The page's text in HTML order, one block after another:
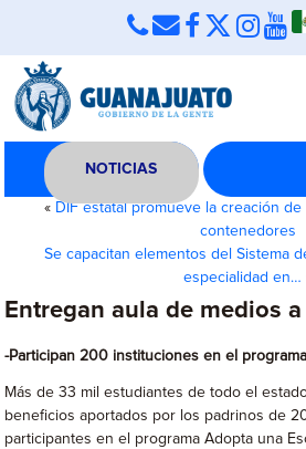
NOTICIAS
« DIF estatal promueve la creación
contenedores
Se capacitan elementos del Sistema
especialidad en…
Entregan aula de medios
-Participan 200 instituciones en el
Más de 33 mil estudiantes de todo el
beneficios aportados por los padrinos de
participantes en el programa Adopta una